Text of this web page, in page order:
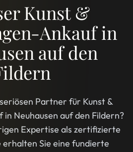
Kunst &
Ankauf in
auf den
Partner für Kunst &
in Neuhausen auf den Fildern?
Expertise als zertifizierte
erhalten Sie eine fundierte